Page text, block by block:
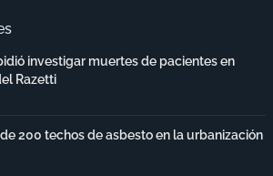
investigar muertes de pacientes en
Razetti
200 techos de asbesto en la urbanización